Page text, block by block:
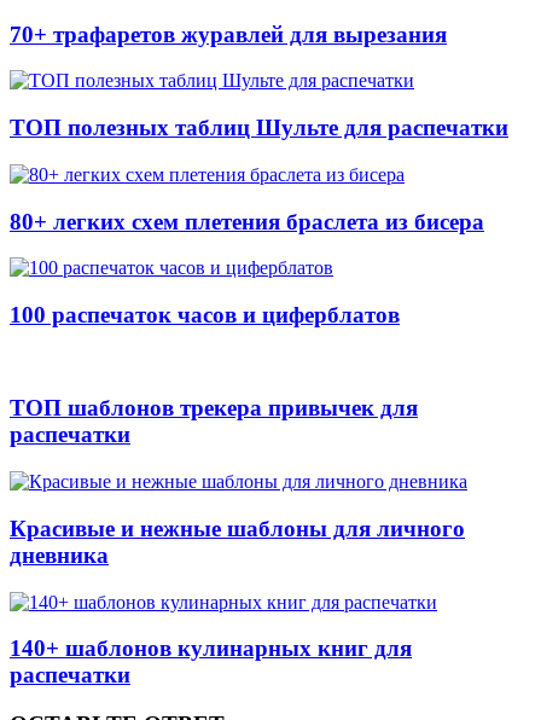
70+ трафаретов журавлей для вырезания
ТОП полезных таблиц Шульте для распечатки
80+ легких схем плетения браслета из бисера
100 распечаток часов и циферблатов
ТОП шаблонов трекера привычек для
распечатки
Красивые и нежные шаблоны для личного
дневника
140+ шаблонов кулинарных книг для
распечатки